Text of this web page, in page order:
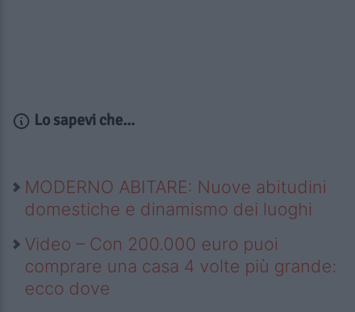
Lo sapevi che...
MODERNO ABITARE: Nuove abitudini
domestiche e dinamismo dei luoghi
Video – Con 200.000 euro puoi
comprare una casa 4 volte più grande:
ecco dove